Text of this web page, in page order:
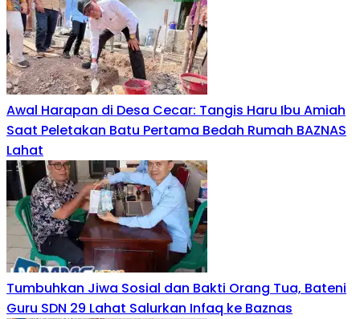
Awal Harapan di Desa Cecar: Tangis Haru Ibu Amiah
Saat Peletakan Batu Pertama Bedah Rumah BAZNAS
Lahat
Tumbuhkan Jiwa Sosial dan Bakti Orang Tua, Bateni
Guru SDN 29 Lahat Salurkan Infaq ke Baznas